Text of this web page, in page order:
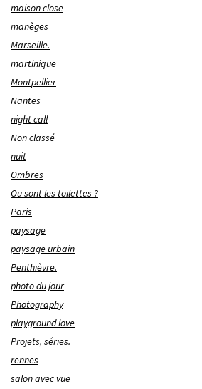
maison close
manèges
Marseille.
martinique
Montpellier
Nantes
night call
Non classé
nuit
Ombres
Ou sont les toilettes ?
Paris
paysage
paysage urbain
Penthièvre.
photo du jour
Photography
playground love
Projets, séries.
rennes
salon avec vue